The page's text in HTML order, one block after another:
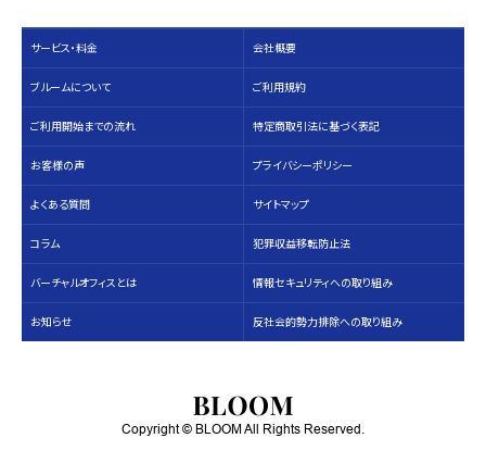
サービス・料⾦
ブルームについて
ご利用開始までの流れ
お客様の声
よくある質問
コラム
バーチャルオフィスとは
お知らせ
会社概要
ご利用規約
特定商取引法に基づく表記
プライバシーポリシー
サイトマップ
犯罪収益移転防止法
情報セキュリティへの取り組み
反社会的勢力排除への取り組み
Copyright © BLOOM All Rights Reserved.